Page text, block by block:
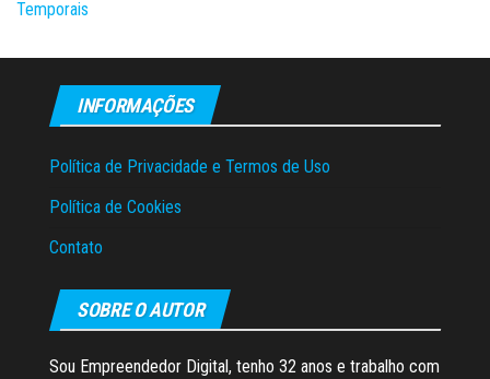
INFORMAÇÕES
Política de Privacidade e Termos de Uso
Política de Cookies
Contato
SOBRE O AUTOR
Sou Empreendedor Digital, tenho 32 anos e trabalho com